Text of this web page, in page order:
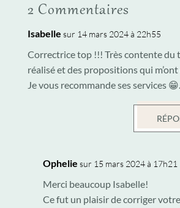
2 Commentaires
Isabelle sur 14 mars 2024 à 22h55
Correctrice top !!! Très contente du
réalisé et des propositions qui
Je vous recommande ses services 😁.
Ophelie sur 15 mars 2024 à 17h21
Merci beaucoup Isabelle!
Ce fut un plaisir de corriger